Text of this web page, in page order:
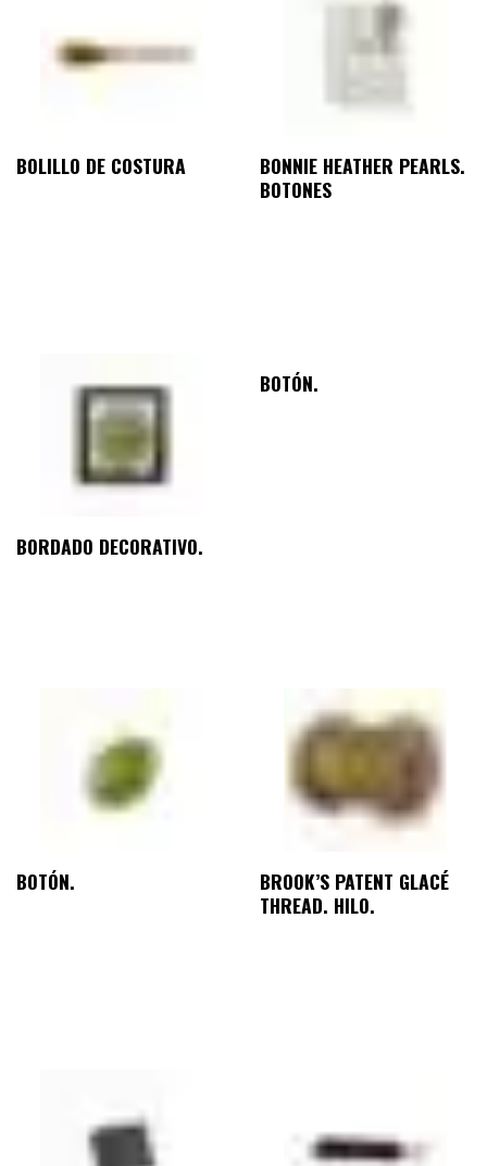
BOLILLO DE COSTURA
BONNIE HEATHER PEARLS.
BOTONES
BORDADO DECORATIVO.
BOTÓN.
BOTÓN.
BROOK’S PATENT GLACÉ
THREAD. HILO.